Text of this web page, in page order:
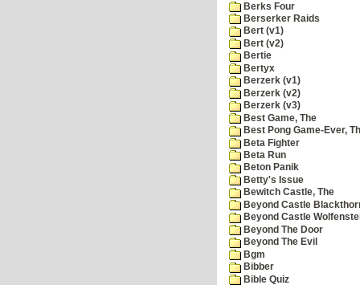
Berks Four
Berserker Raids
Bert (v1)
Bert (v2)
Bertie
Bertyx
Berzerk (v1)
Berzerk (v2)
Berzerk (v3)
Best Game, The
Best Pong Game-Ever,
Beta Fighter
Beta Run
Beton Panik
Betty's Issue
Bewitch Castle, The
Beyond Castle
Beyond Castle
Beyond The Door
Beyond The Evil
Bgm
Bibber
Bible Quiz